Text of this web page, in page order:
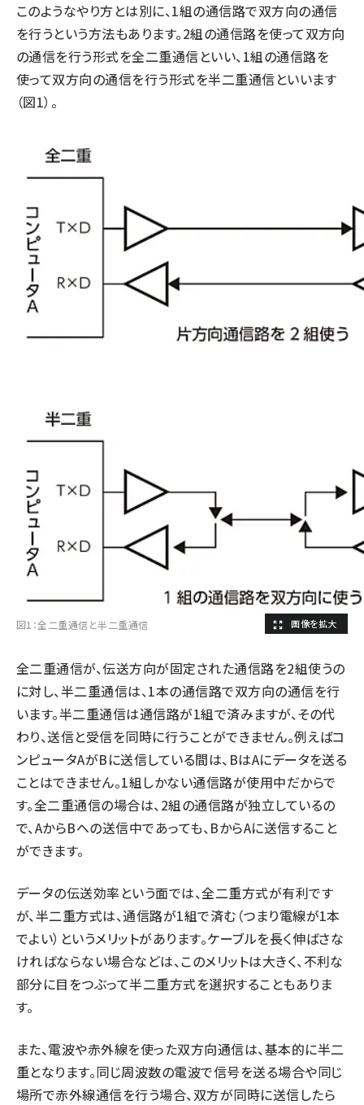
このようなやり方とは別に、1組の通信路で双方向の通信
を行うという方法もあります。2組の通信路を使って双方向
の通信を行う形式を全二重通信といい、1組の通信路を
使って双方向の通信を行う形式を半二重通信といいます
（図1）。
図1：全二重通信と半二重通信
全二重通信が、伝送方向が固定された通信路を2組使うの
に対し、半二重通信は、1本の通信路で双方向の通信を行
います。半二重通信は通信路が1組で済みますが、その代
わり、送信と受信を同時に行うことができません。例えばコ
ンピュータAがBに送信している間は、BはAにデータを送る
ことはできません。1組しかない通信路が使用中だからで
す。全二重通信の場合は、2組の通信路が独立しているの
で、AからBへの送信中であっても、BからAに送信すること
ができます。
データの伝送効率という面では、全二重方式が有利です
が、半二重方式は、通信路が1組で済む（つまり電線が1本
でよい）というメリットがあります。ケーブルを長く伸ばさな
ければならない場合などは、このメリットは大きく、不利な
部分に目をつぶって半二重方式を選択することもありま
す。
また、電波や赤外線を使った双方向通信は、基本的に半二
重となります。同じ周波数の電波で信号を送る場合や同じ
場所で赤外線通信を行う場合、双方が同時に送信したら